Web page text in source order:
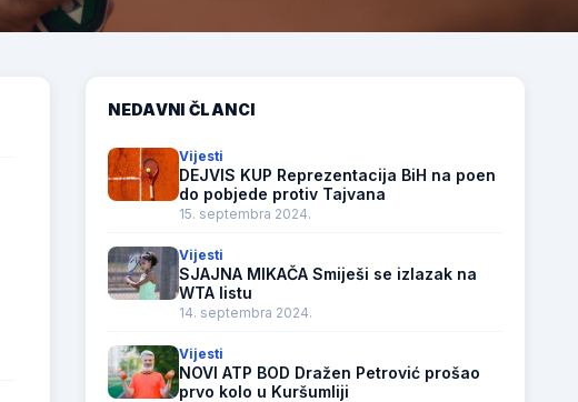
NEDAVNI ČLANCI
Vijesti
DEJVIS KUP Reprezentacija BiH na poen
do pobjede protiv Tajvana
15. septembra 2024.
Vijesti
SJAJNA MIKAČA Smiješi se izlazak na
WTA listu
14. septembra 2024.
Vijesti
NOVI ATP BOD Dražen Petrović prošao
prvo kolo u Kuršumliji